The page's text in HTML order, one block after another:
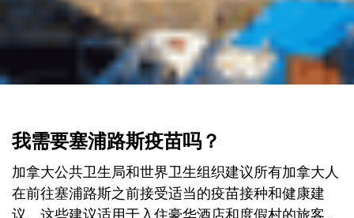
我需要塞浦路斯疫苗吗？
加拿大公共卫生局和世界卫生组织建议所有加拿大人
在前往塞浦路斯之前接受适当的疫苗接种和健康建